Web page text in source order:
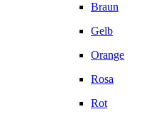
Braun
Gelb
Orange
Rosa
Rot